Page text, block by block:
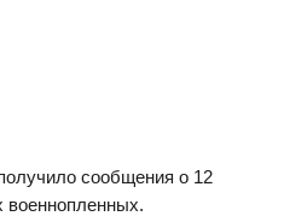
сообщения о 12
военнопленных.